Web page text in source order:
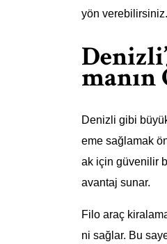
yön verebilirsiniz.
manın
Denizli gibi
eme sağlamak
ak için güvenilir
avantaj sunar.
Filo araç
ni sağlar. Bu